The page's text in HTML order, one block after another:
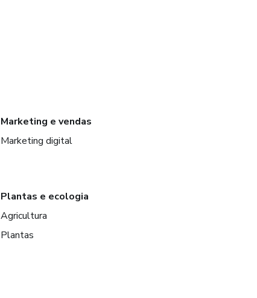
Marketing e vendas
Marketing digital
Plantas e ecologia
Agricultura
Plantas